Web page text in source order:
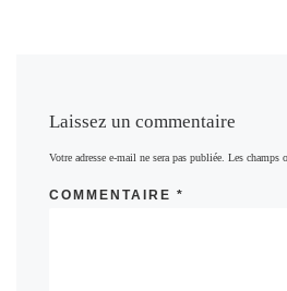
Laissez un commentaire
Votre adresse e-mail ne sera pas publiée. Les champs
COMMENTAIRE *